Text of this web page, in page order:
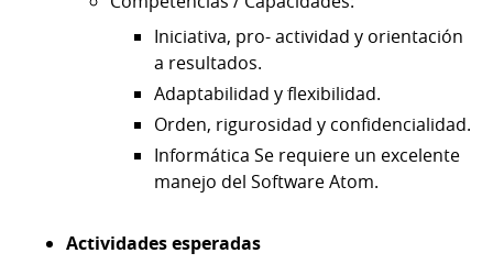
Iniciativa, pro- actividad y orientación
a resultados.
Adaptabilidad y flexibilidad.
Orden, rigurosidad y confidencialidad.
Informática Se requiere un excelente
manejo del Software Atom.
Actividades esperadas